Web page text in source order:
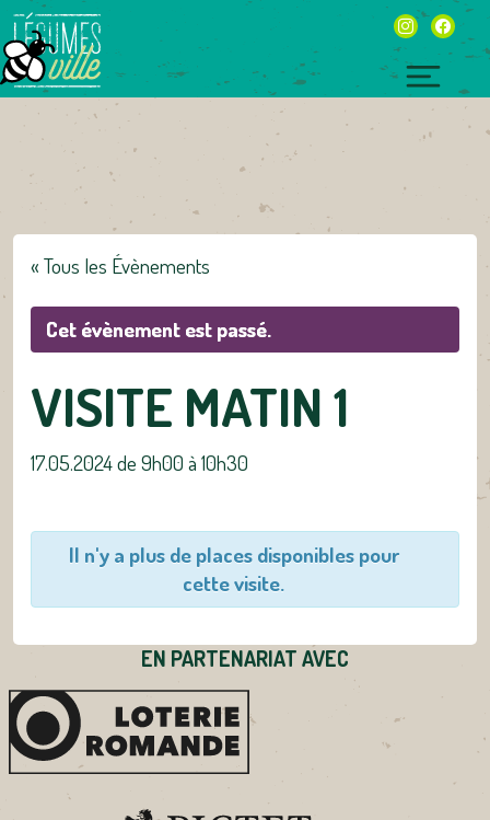
Skip
to
content
instagram
« Tous les Évènements
Cet évènement est passé.
VISITE MATIN 1
17.05.2024 de 9h00 à 10h30
Il n'y a plus de places disponibles pour
cette visite.
EN PARTENARIAT AVEC